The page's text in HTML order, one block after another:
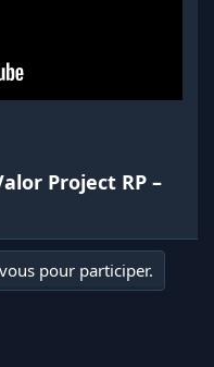
Project RP –
pour participer.